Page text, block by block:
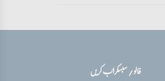
فالو / سبسکرائب کریں